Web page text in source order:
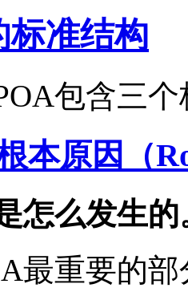
标准结构
包含三
本原因（
怎么发生的
最重要的